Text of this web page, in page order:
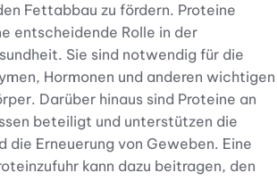
Fettabbau zu fördern. Proteine
entscheidende Rolle in der
Sie sind notwendig für die
Hormonen und anderen wichtigen
Darüber hinaus sind Proteine an
beteiligt und unterstützen die
die Erneuerung von Geweben. Eine
kann dazu beitragen, den